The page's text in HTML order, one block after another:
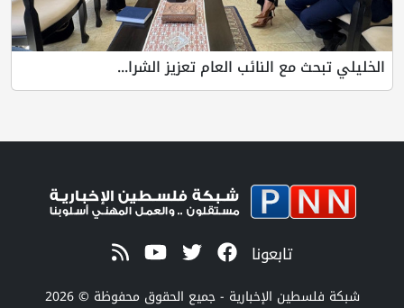
الخليلي تبحث مع النائب العام تعزيز الشرا...
تابعونا
شبكة فلسطين الإخبارية - جميع الحقوق محفوظة © 2026